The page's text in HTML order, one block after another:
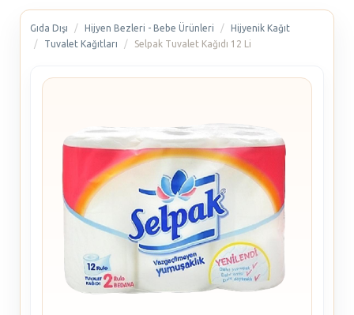
Gıda Dışı Hijyen Bezleri - Bebe Ürünleri
Hijyenik Kağıt
Tuvalet Kağıtları
Selpak Tuvalet Kağıdı 12 Li